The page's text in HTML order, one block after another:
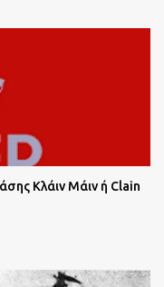
Κλάιν Μάιν ή Clain